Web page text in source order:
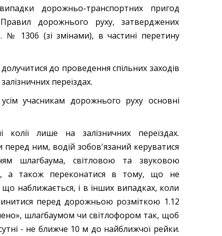
дорожньо-транспортних пригод
дорожнього руху, затверджених
№ 1306 (зі змінами), в частині перетину
до проведення спільних заходів
переїздах.
учасникам дорожнього руху основні
колії лише на залізничних переїздах.
ним, водій зобов'язаний керуватися
шлагбаума, світловою та звуковою
а також переконатися в тому, що не
наближається, і в інших випадках, коли
перед дорожньою розміткою 1.12
шлагбаумом чи світлофором так, щоб
- не ближче 10 м до найближчої рейки.